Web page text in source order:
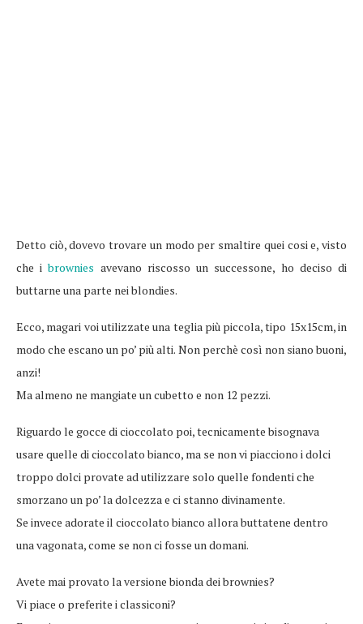
Detto ciò, dovevo trovare un modo per smaltire quei cosi e, visto
che ibrownies avevano riscosso un successone, ho deciso di
buttarne una parte nei blondies.
Ecco, magari voi utilizzate una teglia più piccola, tipo 15x15cm, in
modo che escano un po’ più alti. Non perchè così non siano buoni,
anzi!
Ma almeno ne mangiate un cubetto e non 12 pezzi.
Riguardo le gocce di cioccolato poi, tecnicamente bisognava
usare quelle di cioccolato bianco, ma se non vi piacciono i dolci
troppo dolci provate ad utilizzare solo quelle fondenti che
smorzano un po’ la dolcezza e ci stanno divinamente.
Se invece adorate il cioccolato bianco allora buttatene dentro
una vagonata, come se non ci fosse un domani.
Avete mai provato la versione bionda dei brownies?
Vi piace o preferite i classiconi?